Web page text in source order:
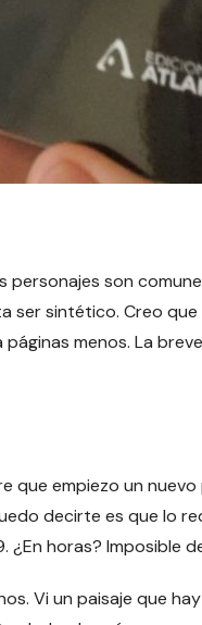
son
sintético. Creo
menos. La
que empiezo un
decirte es que lo
¿En horas? Imposible
Vi un paisaje que